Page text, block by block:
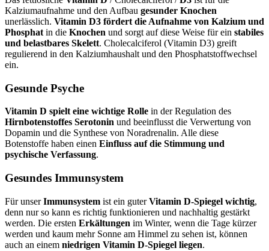
Kalziumaufnahme und den Aufbau gesunder Knochen
unerlässlich. Vitamin D3 fördert die Aufnahme von Kalzium und
Phosphat in die Knochen und sorgt auf diese Weise für ein stabiles
und belastbares Skelett. Cholecalciferol (Vitamin D3) greift
regulierend in den Kalziumhaushalt und den Phosphatstoffwechsel
ein.
Gesunde Psyche
Vitamin D spielt eine wichtige Rolle in der Regulation des
Hirnbotenstoffes Serotonin und beeinflusst die Verwertung von
Dopamin und die Synthese von Noradrenalin. Alle diese
Botenstoffe haben einen Einfluss auf die Stimmung und
psychische Verfassung.
Gesundes Immunsystem
Für unserImmunsystem ist ein guterVitamin D-Spiegel wichtig,
denn nur so kann es richtig funktionieren und nachhaltig gestärkt
werden. Die ersten Erkältungen im Winter, wenn die Tage kürzer
werden und kaum mehr Sonne am Himmel zu sehen ist, können
auch an einem niedrigen Vitamin D-Spiegel liegen.